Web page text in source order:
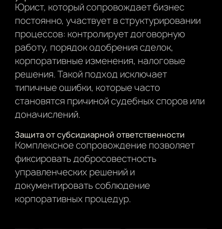
Юрист, который сопровождает бизнес
постоянно, участвует в структурировании
процессов: контролирует договорную
работу, порядок одобрения сделок,
корпоративные изменения, налоговые
решения. Такой подход исключает
типичные ошибки, которые часто
становятся причиной судебных споров или
доначислений.
Защита от субсидиарной ответственности
Комплексное сопровождение позволяет
фиксировать добросовестность
управленческих решений и
документировать соблюдение
корпоративных процедур.